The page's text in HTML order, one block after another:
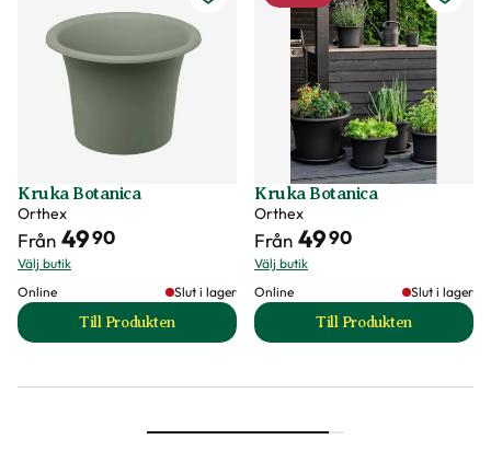
Kruka Botanica
Orthex
Från 4990
Välj butik
Online
Slut i lager
Till Produkten
till Kruka Botanica produktsida
Kruka Botanica
Orthex
Från 4990
Välj butik
Online
Slut i lager
Till Produkten
till Kruka